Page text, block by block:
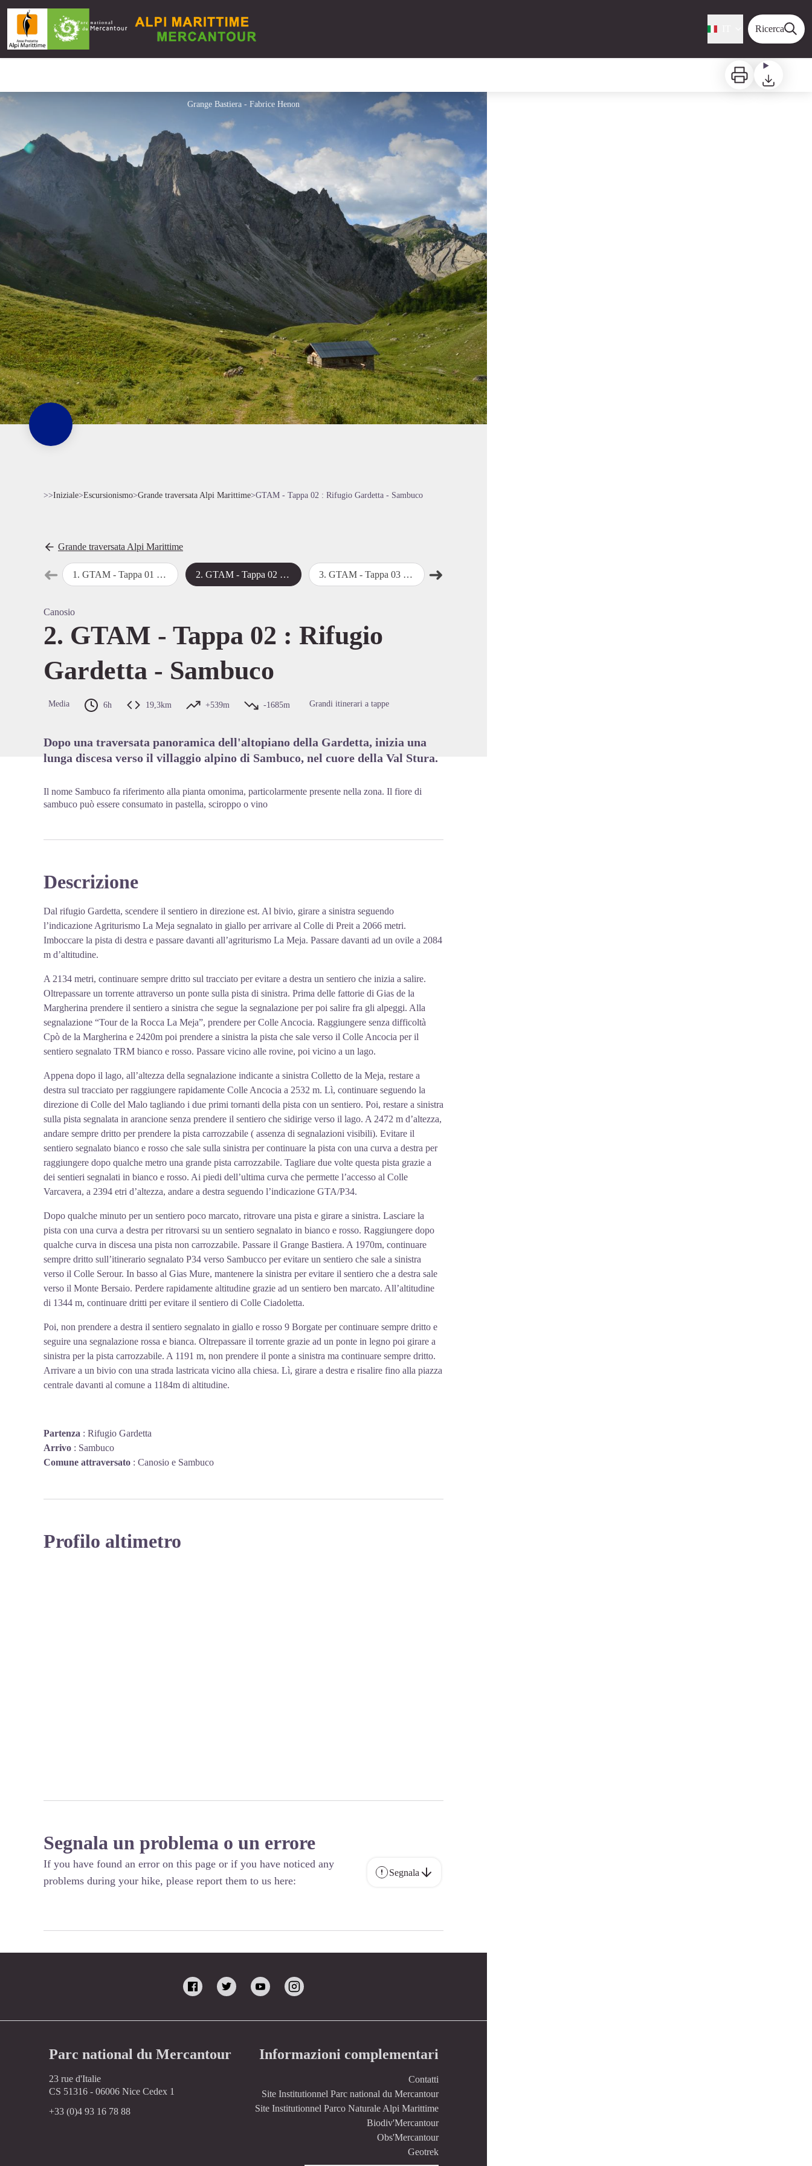
Ricerca
Stampa Scaricare
Grange Bastiera - Fabrice Henon
>>Iniziale>Escursionismo>Grande traversata Alpi Marittime>GTAM - Tappa 02 : Rifugio Gardetta - Sambuco
Grande traversata Alpi Marittime
➜Passo precedente
1 . GTAM - Tappa 01 : Colle della Maddalena - Rifugio della Gardetta 2.GTAM - Tappa 02 : Rifugio Gardetta - Sambuco 3.GTAM - Tappa 03 : Sambuco - Bagni di Vinadio ➜Passo successivo
Canosio
2. GTAM - Tappa 02 : Rifugio
Gardetta - Sambuco
Media 6h 19,3km +539m -1685m Grandi itinerari a tappe
Dopo una traversata panoramica dell'altopiano della Gardetta, inizia una
lunga discesa verso il villaggio alpino di Sambuco, nel cuore della Val Stura.
Il nome Sambuco fa riferimento alla pianta omonima, particolarmente presente nella zona. Il fiore di
sambuco può essere consumato in pastella, sciroppo o vino
Descrizione
Dal rifugio Gardetta, scendere il sentiero in direzione est. Al bivio, girare a sinistra seguendo
l’indicazione Agriturismo La Meja segnalato in giallo per arrivare al Colle di Preit a 2066 metri.
Imboccare la pista di destra e passare davanti all’agriturismo La Meja. Passare davanti ad un ovile a 2084
m d’altitudine.
A 2134 metri, continuare sempre dritto sul tracciato per evitare a destra un sentiero che inizia a salire.
Oltrepassare un torrente attraverso un ponte sulla pista di sinistra. Prima delle fattorie di Gias de la
Margherina prendere il sentiero a sinistra che segue la segnalazione per poi salire fra gli alpeggi. Alla
segnalazione “Tour de la Rocca La Meja”, prendere per Colle Ancocia. Raggiungere senza difficoltà
Cpò de la Margherina e 2420m poi prendere a sinistra la pista che sale verso il Colle Ancocia per il
sentiero segnalato TRM bianco e rosso. Passare vicino alle rovine, poi vicino a un lago.
Appena dopo il lago, all’altezza della segnalazione indicante a sinistra Colletto de la Meja, restare a
destra sul tracciato per raggiungere rapidamente Colle Ancocia a 2532 m. Lì, continuare seguendo la
direzione di Colle del Malo tagliando i due primi tornanti della pista con un sentiero. Poi, restare a sinistra
sulla pista segnalata in arancione senza prendere il sentiero che sidirige verso il lago. A 2472 m d’altezza,
andare sempre dritto per prendere la pista carrozzabile ( assenza di segnalazioni visibili). Evitare il
sentiero segnalato bianco e rosso che sale sulla sinistra per continuare la pista con una curva a destra per
raggiungere dopo qualche metro una grande pista carrozzabile. Tagliare due volte questa pista grazie a
dei sentieri segnalati in bianco e rosso. Ai piedi dell’ultima curva che permette l’accesso al Colle
Varcavera, a 2394 etri d’altezza, andare a destra seguendo l’indicazione GTA/P34.
Dopo qualche minuto per un sentiero poco marcato, ritrovare una pista e girare a sinistra. Lasciare la
pista con una curva a destra per ritrovarsi su un sentiero segnalato in bianco e rosso. Raggiungere dopo
qualche curva in discesa una pista non carrozzabile. Passare il Grange Bastiera. A 1970m, continuare
sempre dritto sull’itinerario segnalato P34 verso Sambucco per evitare un sentiero che sale a sinistra
verso il Colle Serour. In basso al Gias Mure, mantenere la sinistra per evitare il sentiero che a destra sale
verso il Monte Bersaio. Perdere rapidamente altitudine grazie ad un sentiero ben marcato. All’altitudine
di 1344 m, continuare dritti per evitare il sentiero di Colle Ciadoletta.
Poi, non prendere a destra il sentiero segnalato in giallo e rosso 9 Borgate per continuare sempre dritto e
seguire una segnalazione rossa e bianca. Oltrepassare il torrente grazie ad un ponte in legno poi girare a
sinistra per la pista carrozzabile. A 1191 m, non prendere il ponte a sinistra ma continuare sempre dritto.
Arrivare a un bivio con una strada lastricata vicino alla chiesa. Lì, girare a destra e risalire fino alla piazza
centrale davanti al comune a 1184m di altitudine.
Partenza : Rifugio Gardetta
Arrivo : Sambuco
Comune attraversato : Canosio e Sambuco
Profilo altimetro
Segnala un problema o un errore
If you have found an error on this page or if you have noticed any
problems during your hike, please report them to us here:
Segnala
Parc national du Mercantour
23 rue d'Italie
CS 51316 - 06006 Nice Cedex 1
+33 (0)4 93 16 78 88
Informazioni complementari
Contatti
Site Institutionnel Parc national du Mercantour
Site Institutionnel Parco Naturale Alpi Marittime
Biodiv'Mercantour
Obs'Mercantour
Geotrek